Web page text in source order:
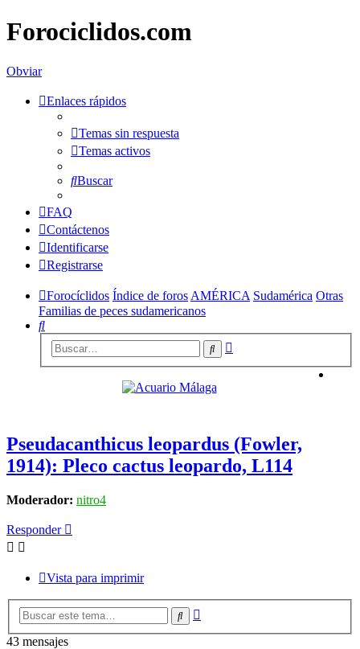
Forociclidos.com
Obviar
Enlaces rápidos
Temas sin respuesta
Temas activos
Buscar
FAQ
Contáctenos
Identificarse
Registrarse
Forocíclidos Índice de foros AMÉRICA Sudamérica Otras
Familias de peces sudamericanos
Buscar
Buscar
Pseudacanthicus leopardus (Fowler,
1914): Pleco cactus leopardo, L114
Moderador: nitro4
Responder
Vista para imprimir
Buscar
43 mensajes